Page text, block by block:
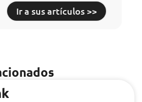
Ir a sus artículos >>